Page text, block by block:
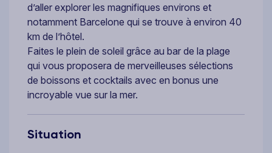
d’aller explorer les magnifiques environs et
notamment Barcelone qui se trouve à environ 40
km de l’hôtel.
Faites le plein de soleil grâce au bar de la plage
qui vous proposera de merveilleuses sélections
de boissons et cocktails avec en bonus une
incroyable vue sur la mer.
Situation